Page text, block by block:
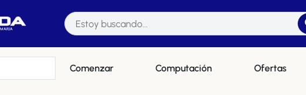
Comenzar Computación Ofertas